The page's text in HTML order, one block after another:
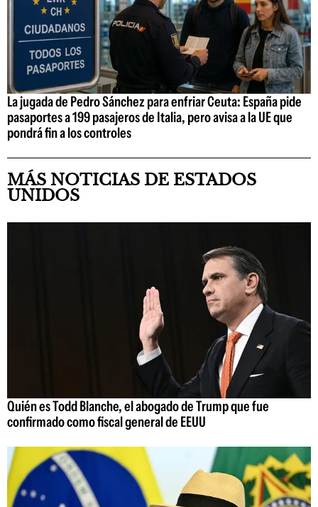
La jugada de Pedro Sánchez para enfriar Ceuta: España pide
pasaportes a 199 pasajeros de Italia, pero avisa a la UE que
pondrá fin a los controles
MÁS NOTICIAS DE ESTADOS
UNIDOS
Quién es Todd Blanche, el abogado de Trump que fue
confirmado como fiscal general de EEUU